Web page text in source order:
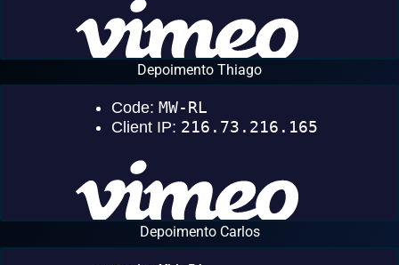
Depoimento Thiago
Depoimento Carlos